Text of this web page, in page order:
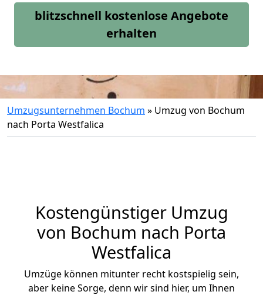
blitzschnell kostenlose Angebote
erhalten
Umzugsunternehmen Bochum » Umzug von Bochum
nach Porta Westfalica
Kostengünstiger Umzug
von Bochum nach Porta
Westfalica
Umzüge können mitunter recht kostspielig sein,
aber keine Sorge, denn wir sind hier, um Ihnen